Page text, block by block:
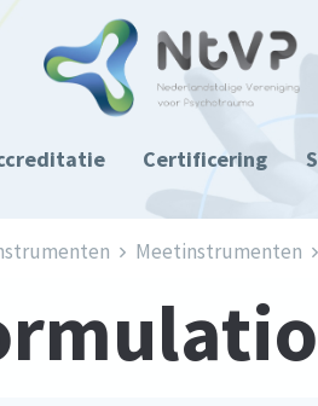
Certificering
Meetinstrumenten